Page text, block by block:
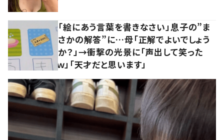
「絵にあう言葉を書きなさい」息子の”ま
さかの解答”に…母「正解でよいでしょう
か？」→衝撃の光景に「声出して笑った
ｗ」「天才だと思います」